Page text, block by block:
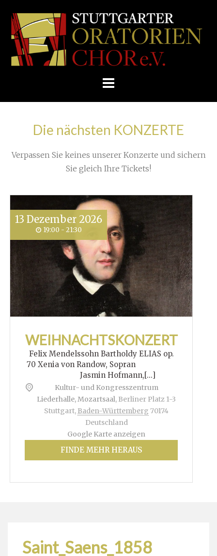
Skip
E.V.
Home Unkategorisiert » /
Die nächsten KONZERTE
Verpassen Sie keines unserer Konzerte und sichern
Sie gleich Ihre Tickets!
13 Dezember 2026
19:00 - 21:30
WEIHNACHTSKONZERT
Felix Mendelssohn Bartholdy ELIAS op.
70 Xenia von Randow, Sopran
Jasmin Hofmann,[...]
Kultur- und Kongresszentrum
Liederhalle, Mozartsaal, Berliner Platz 1-3
Stuttgart, Baden-Württemberg 70174
Deutschland
Google Karte anzeigen
FINDE MEHR HERAUS
Saint_Saens_1858